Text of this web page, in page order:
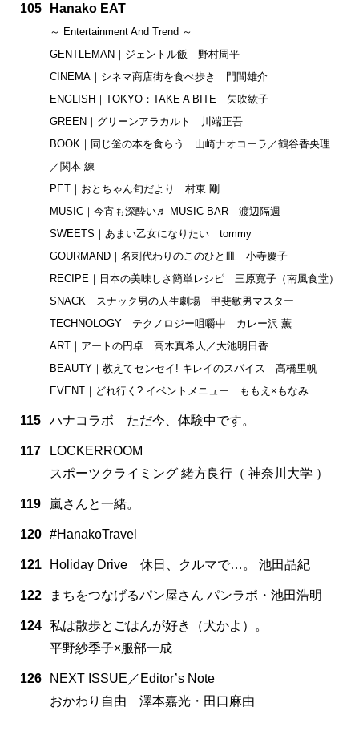
105 Hanako EAT
～ Entertainment And Trend ～
GENTLEMAN｜ジェントル飯 野村周平
CINEMA｜シネマ商店街を食べ歩き 門間雄介
ENGLISH｜TOKYO：TAKE A BITE 矢吹紘子
GREEN｜グリーンアラカルト 川端正吾
BOOK｜同じ釡の本を食らう 山崎ナオコーラ／鶴谷香央理
／関本 練
PET｜おとちゃん旬だより 村東 剛
MUSIC｜今宵も深酔い♬ MUSIC BAR 渡辺隔週
SWEETS｜あまい乙女になりたい tommy
GOURMAND｜名刺代わりのこのひと皿 小寺慶子
RECIPE｜日本の美味しさ簡単レシピ 三原寛子（南風食堂）
SNACK｜スナック男の人生劇場 甲斐敏男マスター
TECHNOLOGY｜テクノロジー咀嚼中 カレー沢 薫
ART｜アートの円卓 高木真希人／大池明日香
BEAUTY｜教えてセンセイ! キレイのスパイス 高橋里帆
EVENT｜どれ行く? イベントメニュー ももえ×もなみ
115 ハナコラボ ただ今、体験中です。
117
LOCKERROOM
スポーツクライミング 緒方良行（ 神奈川大学 ）
119 嵐さんと一緒。
120 #HanakoTravel
121 Holiday Drive 休日、クルマで…。 池田晶紀
122 まちをつなげるパン屋さん パンラボ・池田浩明
124 私は散歩とごはんが好き（犬かよ）。
平野紗季子×服部一成
126
NEXT ISSUE／Editor’s Note
おかわり自由 澤本嘉光・田口麻由